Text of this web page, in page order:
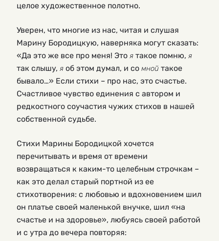
целое художественное полотно.
Уверен, что многие из нас, читая и слушая
Марину Бородицкую, наверняка могут сказать:
«Да это же все про меня! Это я такое помню, я
так слышу, я об этом думал, и со мной такое
бывало…» Если стихи – про нас, это счастье.
Счастливое чувство единения с автором и
редкостного соучастия чужих стихов в нашей
собственной судьбе.
Стихи Марины Бородицкой хочется
перечитывать и время от времени
возвращаться к каким-то целебным строчкам –
как это делал старый портной из ее
стихотворения: с любовью и вдохновением шил
он платье своей маленькой внучке, шил «на
счастье и на здоровье», любуясь своей работой
и с утра до вечера повторяя: